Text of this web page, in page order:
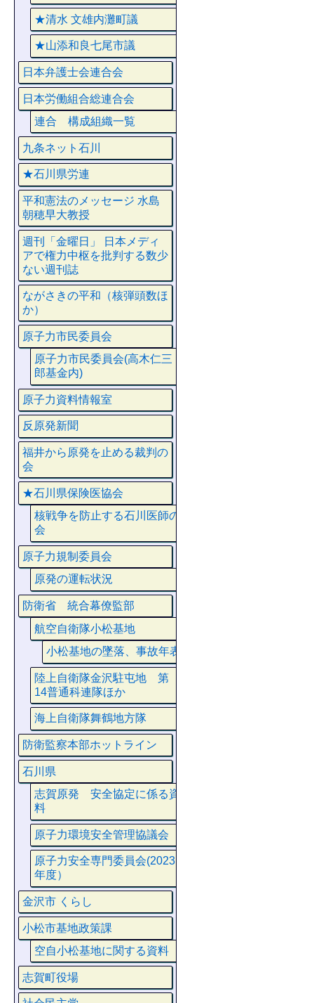
★清水 文雄内灘町議
★山添和良七尾市議
日本弁護士会連合会
日本労働組合総連合会
連合 構成組織一覧
九条ネット石川
★石川県労連
平和憲法のメッセージ 水島
朝穂早大教授
週刊「金曜日」 日本メディ
アで権力中枢を批判する数少
ない週刊誌
ながさきの平和（核弾頭数ほ
か）
原子力市民委員会
原子力市民委員会(高木仁三
郎基金内)
原子力資料情報室
反原発新聞
福井から原発を止める裁判の
会
★石川県保険医協会
核戦争を防止する石川医師の
会
原子力規制委員会
原発の運転状況
防衛省 統合幕僚監部
航空自衛隊小松基地
小松基地の墜落、事故年表
陸上自衛隊金沢駐屯地 第
14普通科連隊ほか
海上自衛隊舞鶴地方隊
防衛監察本部ホットライン
石川県
志賀原発 安全協定に係る資
料
原子力環境安全管理協議会
原子力安全専門委員会(2023
年度）
金沢市 くらし
小松市基地政策課
空自小松基地に関する資料
志賀町役場